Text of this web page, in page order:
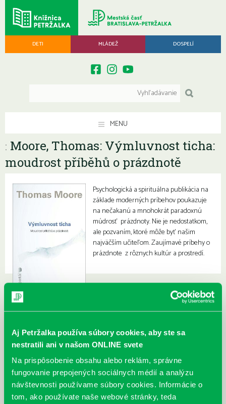
Aj Petržalka používa súbory cookies, aby ste sa
nestratili ani v našom ONLINE svete
Na prispôsobenie obsahu alebo reklám, správne
fungovanie prepojených sociálnych médií a analýzu
návštevnosti používame súbory cookies. Informácie o
tom, ako používate naše webové stránky, teda
DETI MLÁDEŽ DOSPELÍ
MENU
: Moore, Thomas: Výmluvnost ticha:
moudrost příběhů o prázdnotě
Psychologická a spirituálna publikácia na
základe moderných príbehov poukazuje
na nečakanú a mnohokrát paradoxnú
múdrosť prázdnoty. Nie je nedostatkom,
ale pozvaním, ktoré môže byť našim
najväčším učiteľom. Zaujímavé príbehy o
prázdnote z rôznych kultúr a prostredí.